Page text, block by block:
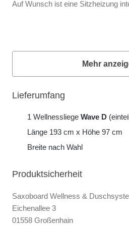
Auf Wunsch ist eine Sitzheizung
Lieferumfang
1 Wellnessliege Wave D
Länge 193 cm x Höhe 97 cm
Breite nach Wahl
Produktsicherheit
Saxoboard Wellness &
Eichenallee 3
01558 Großenhain
Mehr